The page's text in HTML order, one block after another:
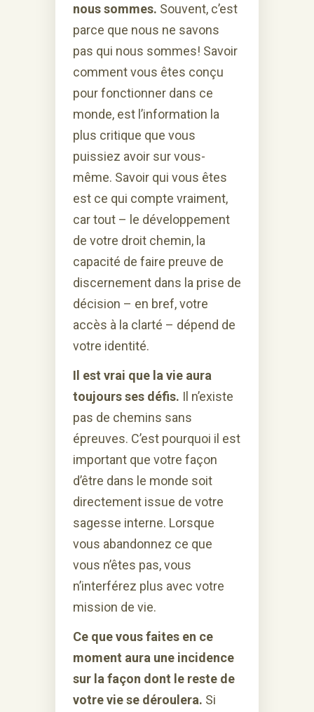
nous sommes. Souvent, c’est
parce que nous ne savons
pas qui nous sommes! Savoir
comment vous êtes conçu
pour fonctionner dans ce
monde, est l’information la
plus critique que vous
puissiez avoir sur vous-
même. Savoir qui vous êtes
est ce qui compte vraiment,
car tout – le développement
de votre droit chemin, la
capacité de faire preuve de
discernement dans la prise de
décision – en bref, votre
accès à la clarté – dépend de
votre identité.
Il est vrai que la vie aura
toujours ses défis. Il n’existe
pas de chemins sans
épreuves. C’est pourquoi il est
important que votre façon
d’être dans le monde soit
directement issue de votre
sagesse interne. Lorsque
vous abandonnez ce que
vous n’êtes pas, vous
n’interférez plus avec votre
mission de vie.
Ce que vous faites en ce
moment aura une incidence
sur la façon dont le reste de
votre vie se déroulera. Si